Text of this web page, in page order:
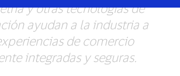
y otras tecnologías de
ayudan a la industria a
de comercio
integradas y seguras.